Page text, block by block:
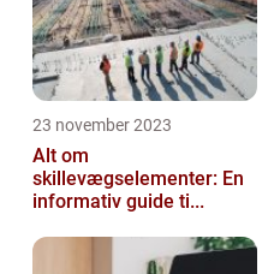
23 november 2023
Alt om
skillevægselementer: En
informativ guide ti...